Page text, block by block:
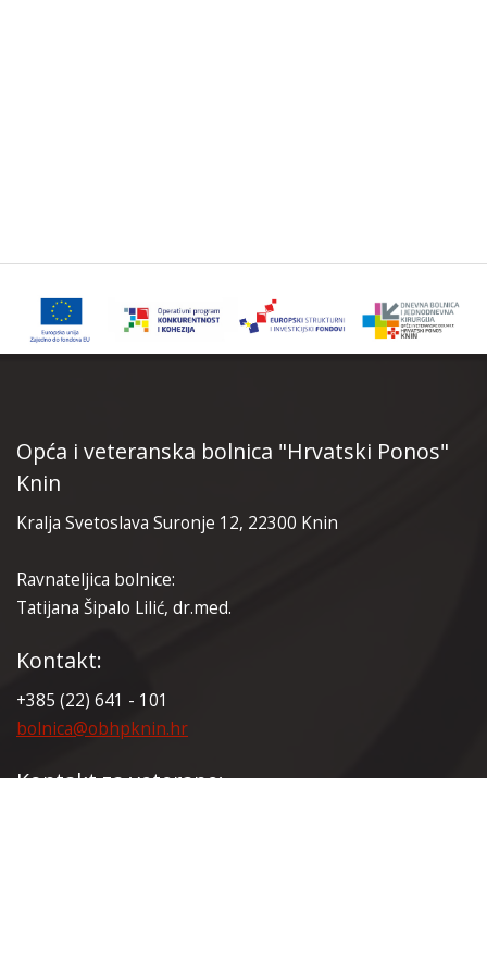
Opća i veteranska bolnica "Hrvatski Ponos"
Knin
Kralja Svetoslava Suronje 12, 22300 Knin
Ravnateljica bolnice:
Tatijana Šipalo Lilić, dr.med.
Kontakt:
+385 (22) 641 - 101
bolnica@obhpknin.hr
Kontakt za veterane: